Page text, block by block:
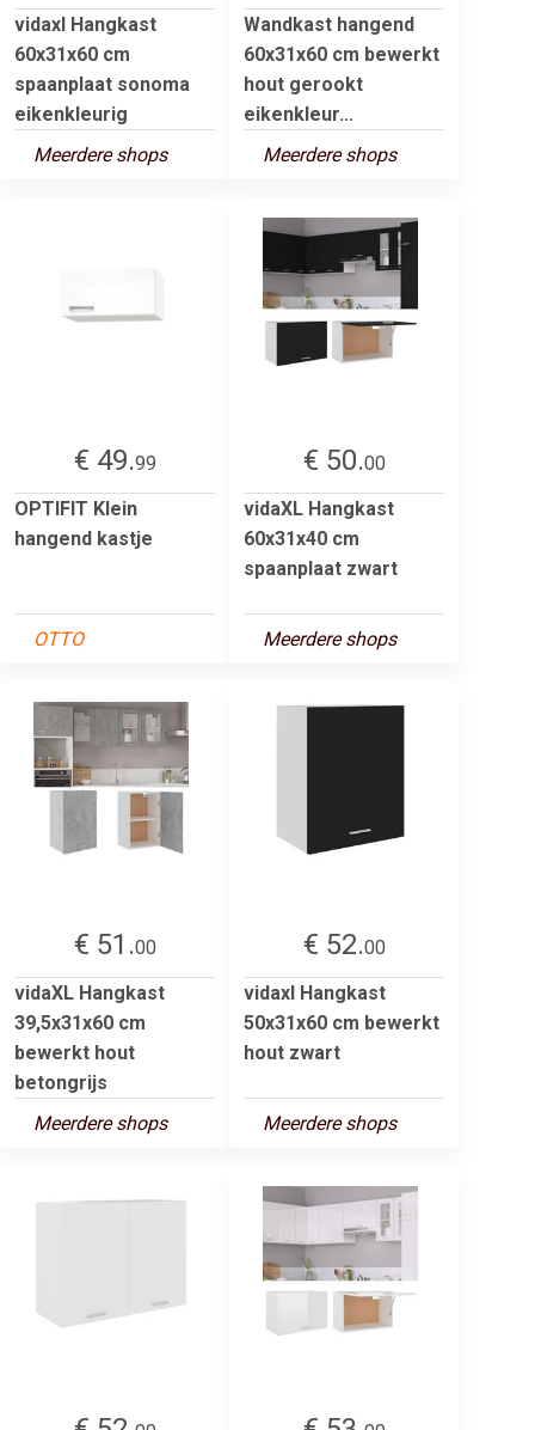
vidaxl Hangkast
60x31x60 cm
spaanplaat sonoma
eikenkleurig
Meerdere shops
Wandkast hangend
60x31x60 cm bewerkt
hout gerookt
eikenkleur...
Meerdere shops
€ 49.99
OPTIFIT Klein
hangend kastje
OTTO
€ 50.00
vidaXL Hangkast
60x31x40 cm
spaanplaat zwart
Meerdere shops
€ 51.00
vidaXL Hangkast
39,5x31x60 cm
bewerkt hout
betongrijs
Meerdere shops
€ 52.00
vidaxl Hangkast
50x31x60 cm bewerkt
hout zwart
Meerdere shops